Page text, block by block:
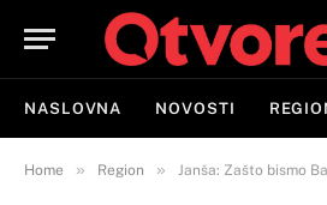
NASLOVNA NOVOSTI
Home » Region » Janša: Zašto bismo Balkan uveli u